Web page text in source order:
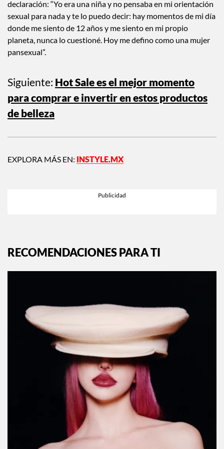
declaración: “Yo era una niña y no pensaba en mi orientación
sexual para nada y te lo puedo decir: hay momentos de mi día
donde me siento de 12 años y me siento en mi propio
planeta, nunca lo cuestioné. Hoy me defino como una mujer
pansexual”.
Siguiente: Hot Sale es el mejor momento
para comprar e invertir en estos productos
de belleza
EXPLORA MÁS EN: INSTYLE.MX
RECOMENDACIONES PARA TI